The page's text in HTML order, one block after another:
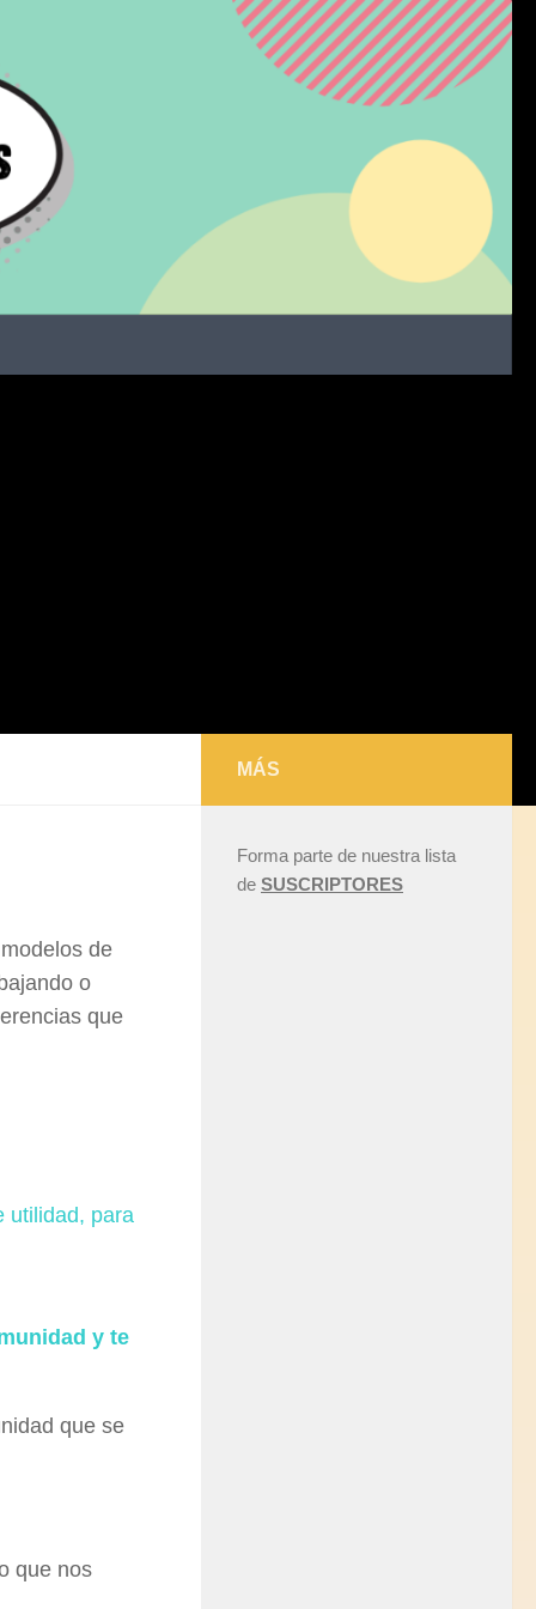
de
o
que
utilidad, para
y te
que se
que nos
MÁS
Forma parte de nuestra lista
de SUSCRIPTORES